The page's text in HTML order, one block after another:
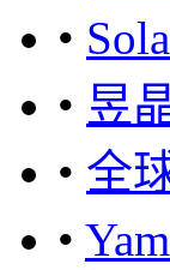
•
• 昱
• 全
•